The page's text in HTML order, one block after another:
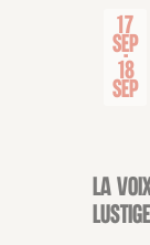
17
Sep
-
18
Sep
La